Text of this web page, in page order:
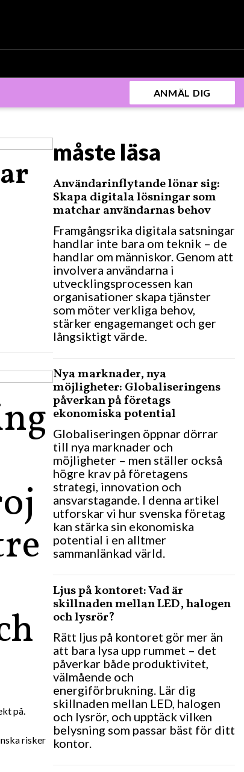
ANMÄL DIG
på.
risker
måste läsa
Användarinflytande lönar sig:
Skapa digitala lösningar som
matchar användarnas behov
Framgångsrika digitala satsningar
handlar inte bara om teknik – de
handlar om människor. Genom att
involvera användarna i
utvecklingsprocessen kan
organisationer skapa tjänster
som möter verkliga behov,
stärker engagemanget och ger
långsiktigt värde.
Nya marknader, nya
möjligheter: Globaliseringens
påverkan på företags
ekonomiska potential
Globaliseringen öppnar dörrar
till nya marknader och
möjligheter – men ställer också
högre krav på företagens
strategi, innovation och
ansvarstagande. I denna artikel
utforskar vi hur svenska företag
kan stärka sin ekonomiska
potential i en alltmer
sammanlänkad värld.
Ljus på kontoret: Vad är
skillnaden mellan LED, halogen
och lysrör?
Rätt ljus på kontoret gör mer än
att bara lysa upp rummet – det
påverkar både produktivitet,
välmående och
energiförbrukning. Lär dig
skillnaden mellan LED, halogen
och lysrör, och upptäck vilken
belysning som passar bäst för ditt
kontor.